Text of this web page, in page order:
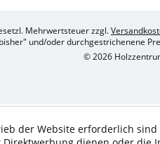
Mehrwertsteuer zzgl.
und/oder durchgestrichenene
© 2026
der Website erforderlich